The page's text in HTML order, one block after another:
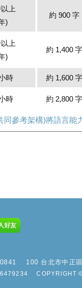
上
)
約 900 字
上
)
約 1,400 字
時 約 1,600 字
時 約 2,800 字
參考架構)將語言
100 台北市中正
86479234COPYRIGHT